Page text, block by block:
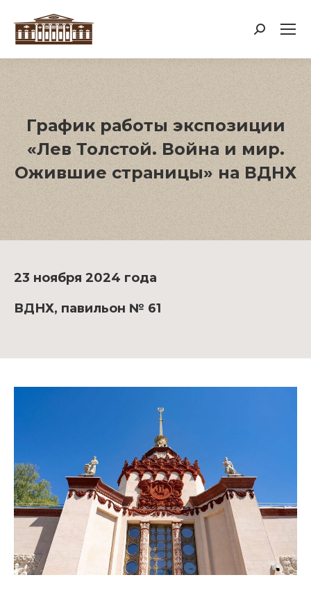
Поиск:
График работы экспозиции
«Лев Толстой. Война и мир.
Ожившие страницы» на ВДНХ
23 ноября 2024 года
ВДНХ, павильон № 61